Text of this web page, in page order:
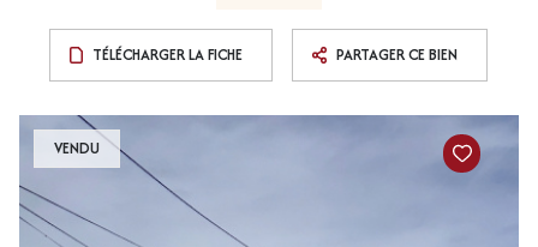
TÉLÉCHARGER LA FICHE PARTAGER CE BIEN
VENDU